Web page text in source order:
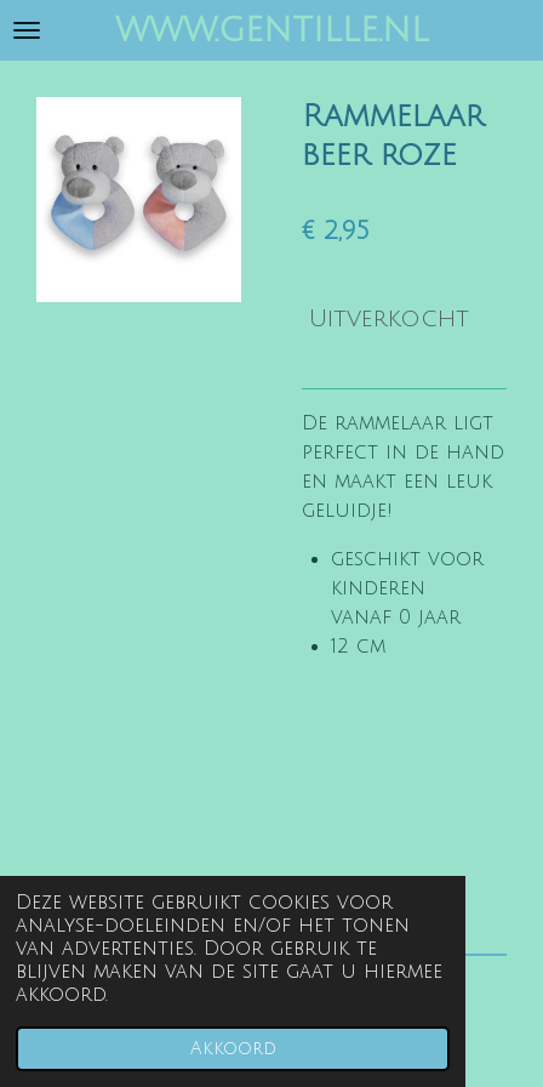
Deze website gebruikt cookies voor
analyse-doeleinden en/of het tonen
van advertenties. Door gebruik te
blijven maken van de site gaat u hiermee
akkoord.
Akkoord
Ga
hoofdinhoud
www.gentille.nl
Rammelaar
beer roze
€ 2,95
Uitverkocht
De rammelaar ligt
perfect in de hand
en maakt een leuk
geluidje!
geschikt voor
kinderen
vanaf 0 jaar
12 cm
© 2022 - 2026 www.gentille.nl
JouwWeb